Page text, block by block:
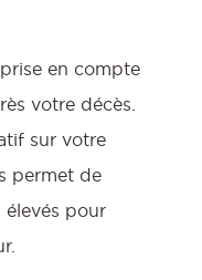
en compte
votre décès.
sur votre
permet de
pour